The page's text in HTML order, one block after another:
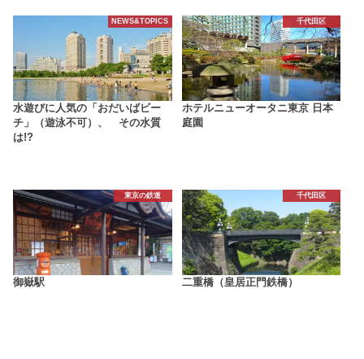
NEWS&TOPICS
水遊びに人気の「おだいばビー
チ」（遊泳不可）、 その水質
は!?
千代田区
ホテルニューオータニ東京 日本
庭園
東京の鉄道
御嶽駅
千代田区
二重橋（皇居正門鉄橋）